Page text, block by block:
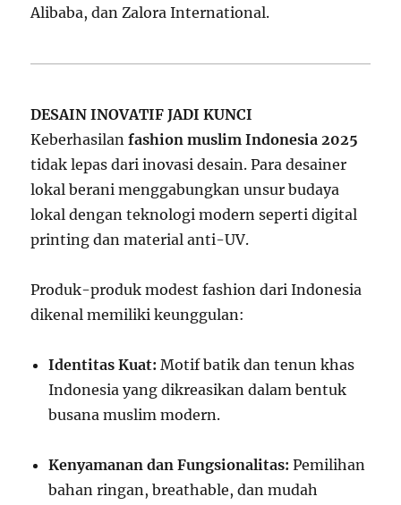
Alibaba, dan Zalora International.
DESAIN INOVATIF JADI KUNCI
Keberhasilanfashion muslim Indonesia 2025
tidak lepas dari inovasi desain. Para desainer
lokal berani menggabungkan unsur budaya
lokal dengan teknologi modern seperti digital
printing dan material anti-UV.
Produk-produk modest fashion dari Indonesia
dikenal memiliki keunggulan:
Identitas Kuat: Motif batik dan tenun khas
Indonesia yang dikreasikan dalam bentuk
busana muslim modern.
Kenyamanan dan Fungsionalitas: Pemilihan
bahan ringan, breathable, dan mudah